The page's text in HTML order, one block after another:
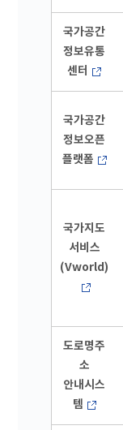
국가공간
정보유통
센터
국가공간
정보오픈
플랫폼
국가지도
서비스
(Vworld)
도로명주
소
안내시스
템